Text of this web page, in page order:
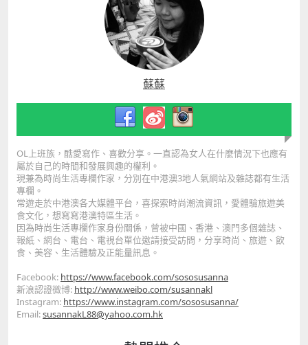
蘇蘇
OL上班族，酷愛寫作、喜歡分享。一直認為女人在什麼情況下也應有
屬於自己的時間和發展興趣的權利。
現兼為時尚生活專欄作家，分別在中港澳3地人氣網站及雜誌都有生活
專欄。
常遊走於中港澳各大媒體平台，喜探索時尚潮流資訊，愛體驗旅遊美
食文化，想寫寫港澳特區生活。
因為時尚生活專欄作家身份關係，曾被中國、香港、澳門多個雜誌、
報紙、網台、電台、電視台單位邀請接受訪問，分享時尚、旅遊、 飲
食、美容、生活體驗及正能量訊息。
Facebook: https://www.facebook.com/sososusanna
新浪認證微博: http://www.weibo.com/susannakl
Instagram: https://www.instagram.com/sososusanna/
Email:susannakL88@yahoo.com.hk